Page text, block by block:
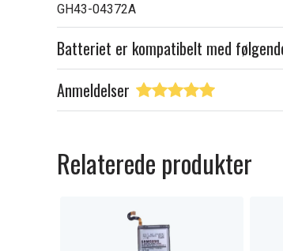
GH43-04372A
Batteriet er kompatibelt med
Anmeldelser
Relaterede produkter